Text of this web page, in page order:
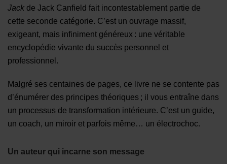
Jack de Jack Canfield fait incontestablement partie de
cette seconde catégorie. C’est un ouvrage massif,
exigeant, mais infiniment généreux : une véritable
encyclopédie vivante du succès personnel et
professionnel.
Malgré ses centaines de pages, ce livre ne se contente pas
d’énumérer des principes théoriques ; il vous entraîne dans
un processus de transformation intérieure. C’est un guide,
un coach, un miroir et parfois même… un électrochoc.
Un auteur qui incarne son message